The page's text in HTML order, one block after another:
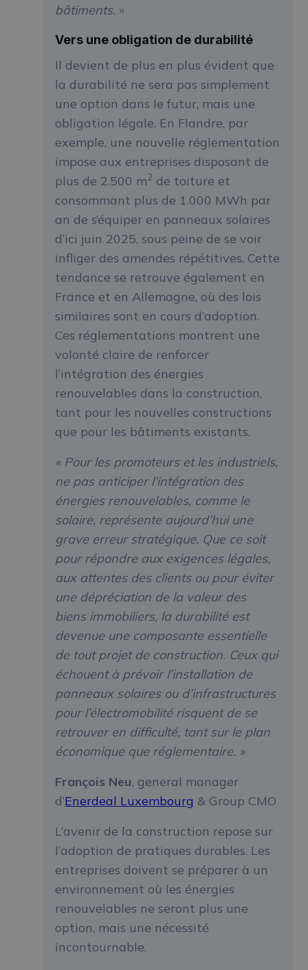
bâtiments. »
Vers une obligation de durabilité
Il devient de plus en plus évident que
la durabilité ne sera pas simplement
une option dans le futur, mais une
obligation légale. En Flandre, par
exemple, une nouvelle réglementation
impose aux entreprises disposant de
plus de 2.500 m2 de toiture et
consommant plus de 1.000 MWh par
an de s’équiper en panneaux solaires
d’ici juin 2025, sous peine de se voir
infliger des amendes répétitives. Cette
tendance se retrouve également en
France et en Allemagne, où des lois
similaires sont en cours d’adoption.
Ces réglementations montrent une
volonté claire de renforcer
l’intégration des énergies
renouvelables dans la construction,
tant pour les nouvelles constructions
que pour les bâtiments existants.
« Pour les promoteurs et les industriels,
ne pas anticiper l’intégration des
énergies renouvelables, comme le
solaire, représente aujourd’hui une
grave erreur stratégique. Que ce soit
pour répondre aux exigences légales,
aux attentes des clients ou pour éviter
une dépréciation de la valeur des
biens immobiliers, la durabilité est
devenue une composante essentielle
de tout projet de construction. Ceux qui
échouent à prévoir l’installation de
panneaux solaires ou d’infrastructures
pour l’électromobilité risquent de se
retrouver en difficulté, tant sur le plan
économique que réglementaire. »
François Neu, general manager
d’Enerdeal Luxembourg & Group CMO
L’avenir de la construction repose sur
l’adoption de pratiques durables. Les
entreprises doivent se préparer à un
environnement où les énergies
renouvelables ne seront plus une
option, mais une nécessité
incontournable.